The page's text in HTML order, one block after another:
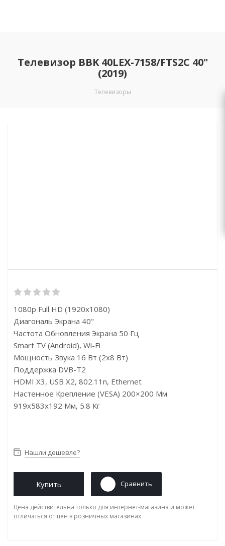
Телевизор BBK 40LEX-7158/FTS2C 40"
(2019)
Телевизоры
1080p Full HD (1920x1080)
Диагональ Экрана 40"
Частота Обновления Экрана 50 Гц
Smart TV (Android), Wi-Fi
Мощность Звука 16 Вт (2х8 Вт)
Поддержка DVB-T2
HDMI X3, USB X2, 802.11n, Ethernet
Настенное Крепление (VESA) 200×200 Мм
919x583x192 Мм, 5.8 Кг
Нашли дешевле?
Купить Сравнить
Цена действительна только для интернет-магазина и может
отличаться от цен в розничных магазинах